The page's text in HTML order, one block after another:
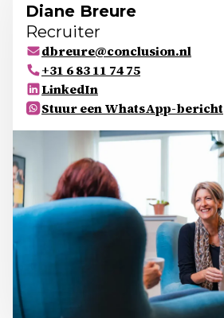
Diane Breure
Recruiter
dbreure@conclusion.nl
+31 6 83 11 74 75
LinkedIn
Stuur een WhatsApp-bericht